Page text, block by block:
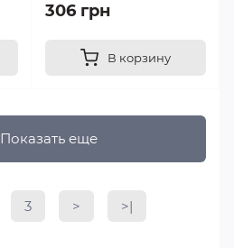
306 грн
В корзину
Показать еще
3 > >|